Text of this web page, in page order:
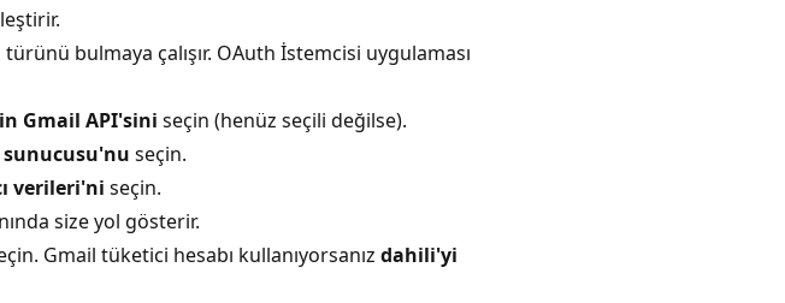
bulmaya çalışır. OAuth İstemcisi uygulaması
Gmail API'sini seçin (henüz seçili değilse).
sunucusu'nu seçin.
verileri'ni seçin.
size yol gösterir.
Gmail tüketici hesabı kullanıyorsanız dahili'yi